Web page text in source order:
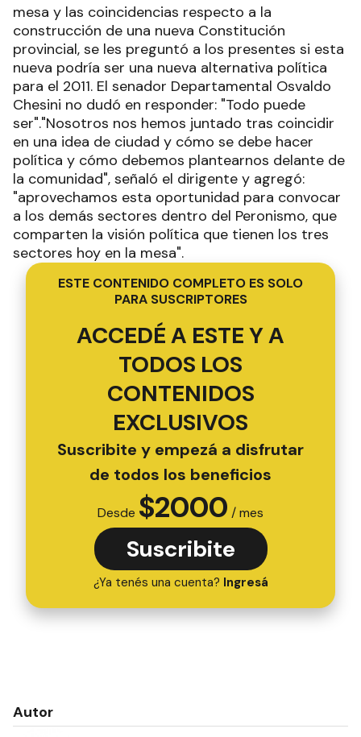
mesa y las coincidencias respecto a la
construcción de una nueva Constitución
provincial, se les preguntó a los presentes si esta
nueva podría ser una nueva alternativa política
para el 2011. El senador Departamental Osvaldo
Chesini no dudó en responder: "Todo puede
ser"."Nosotros nos hemos juntado tras coincidir
en una idea de ciudad y cómo se debe hacer
política y cómo debemos plantearnos delante de
la comunidad", señaló el dirigente y agregó:
"aprovechamos esta oportunidad para convocar
a los demás sectores dentro del Peronismo, que
comparten la visión política que tienen los tres
sectores hoy en la mesa".
ESTE CONTENIDO COMPLETO ES SOLO
PARA SUSCRIPTORES
ACCEDÉ A ESTE Y A
TODOS LOS
CONTENIDOS
EXCLUSIVOS
Suscribite y empezá a disfrutar
de todos los beneficios
Desde $2000 / mes
Suscribite
¿Ya tenés una cuenta? Ingresá
Autor